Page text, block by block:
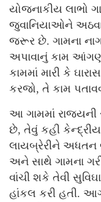
યોજનાકીય લાભો
જુવાનિયાઓને
જરૂર છે. ગામના
અપાવાનું કામ
કામમાં મારી કે
કરજો, તે કામ
આ ગામમાં રાજયની
છે, તેવું કહી
લાયબ્રેરીને અધતન
અને સાથે ગામના
વાંચી શકે તેવી
હાંકલ કરી હતી.